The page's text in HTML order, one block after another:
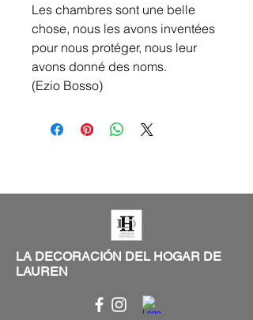
Les chambres sont une belle
chose, nous les avons inventées
pour nous protéger, nous leur
avons donné des noms.
(Ezio Bosso)
LA DECORACIÓN DEL HOGAR DE
LAUREN